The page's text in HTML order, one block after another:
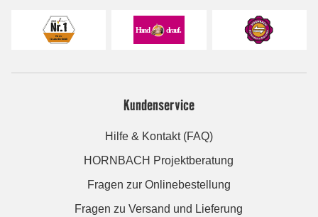
Kundenservice
Hilfe & Kontakt (FAQ)
HORNBACH Projektberatung
Fragen zur Onlinebestellung
Fragen zu Versand und Lieferung